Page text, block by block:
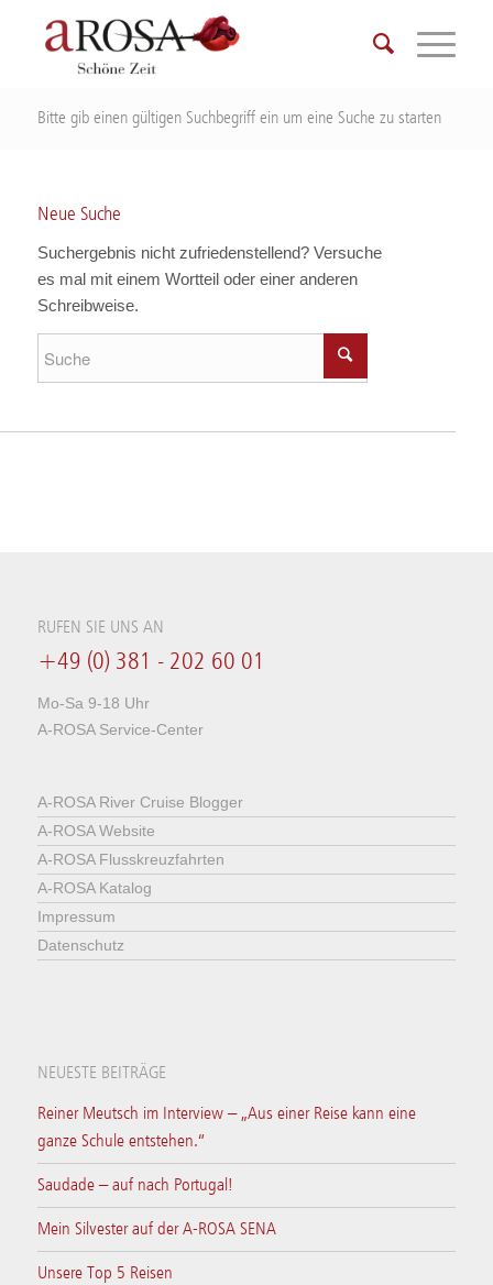
Bitte gib einen gültigen Suchbegriff ein um eine Suche zu starten
Neue Suche
Suchergebnis nicht zufriedenstellend? Versuche
es mal mit einem Wortteil oder einer anderen
Schreibweise.
RUFEN SIE UNS AN
+49 (0) 381 - 202 60 01
Mo-Sa 9-18 Uhr
A-ROSA Service-Center
A-ROSA River Cruise Blogger
A-ROSA Website
A-ROSA Flusskreuzfahrten
A-ROSA Katalog
Impressum
Datenschutz
NEUESTE BEITRÄGE
Reiner Meutsch im Interview – „Aus einer Reise kann eine
ganze Schule entstehen.“
Saudade – auf nach Portugal!
Mein Silvester auf der A-ROSA SENA
Unsere Top 5 Reisen